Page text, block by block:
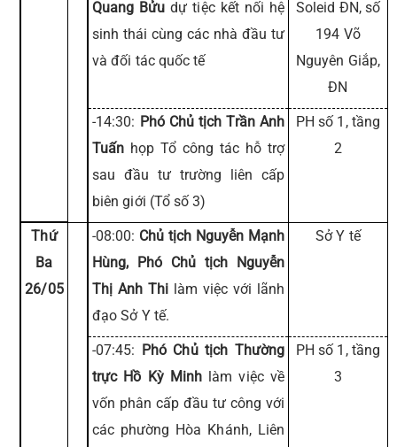
Quang Bửu dự tiệc kết nối hệ
sinh thái cùng các nhà đầu tư
và đối tác quốc tế
Soleid ĐN, số
194 Võ
Nguyên Giắp,
ĐN
-14:30: Phó Chủ tịch Trần Anh
Tuấn họp Tổ công tác hỗ trợ
sau đầu tư trường liên cấp
biên giới (Tổ số 3)
PH số 1, tầng
2
Thứ
Ba
26/05
-08:00: Chủ tịch Nguyễn Mạnh
Hùng, Phó Chủ tịch Nguyễn
Thị Anh Thi làm việc với lãnh
đạo Sở Y tế.
Sở Y tế
-07:45: Phó Chủ tịch Thường
trực Hồ Kỳ Minh làm việc về
vốn phân cấp đầu tư công với
các phường Hòa Khánh, Liên
PH số 1, tầng
3